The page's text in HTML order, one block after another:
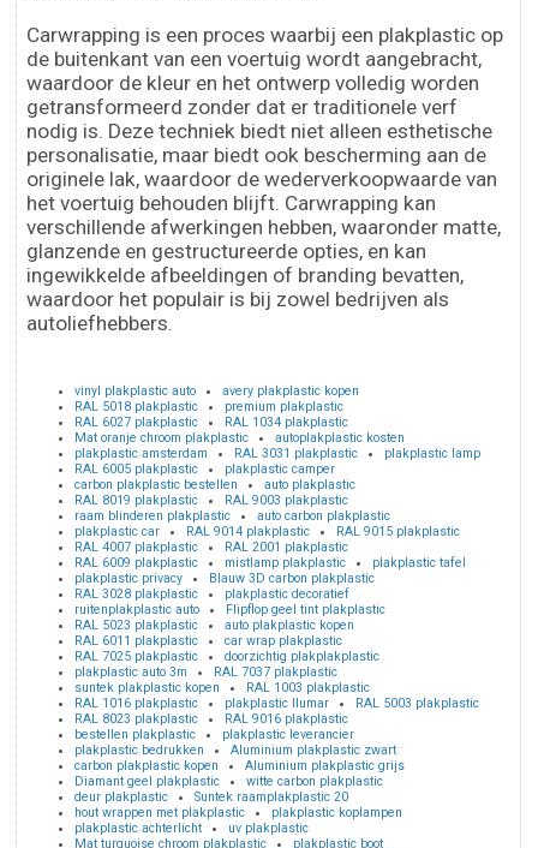
Carwrapping is een proces waarbij een plakplastic op
de buitenkant van een voertuig wordt aangebracht,
waardoor de kleur en het ontwerp volledig worden
getransformeerd zonder dat er traditionele verf
nodig is. Deze techniek biedt niet alleen esthetische
personalisatie, maar biedt ook bescherming aan de
originele lak, waardoor de wederverkoopwaarde van
het voertuig behouden blijft. Carwrapping kan
verschillende afwerkingen hebben, waaronder matte,
glanzende en gestructureerde opties, en kan
ingewikkelde afbeeldingen of branding bevatten,
waardoor het populair is bij zowel bedrijven als
autoliefhebbers.
vinyl plakplastic auto
avery plakplastic kopen
RAL 5018 plakplastic
premium plakplastic
RAL 6027 plakplastic
RAL 1034 plakplastic
Mat oranje chroom plakplastic
autoplakplastic kosten
plakplastic amsterdam
RAL 3031 plakplastic
plakplastic lamp
RAL 6005 plakplastic
plakplastic camper
carbon plakplastic bestellen
auto plakplastic
RAL 8019 plakplastic
RAL 9003 plakplastic
raam blinderen plakplastic
auto carbon plakplastic
plakplastic car
RAL 9014 plakplastic
RAL 9015 plakplastic
RAL 4007 plakplastic
RAL 2001 plakplastic
RAL 6009 plakplastic
mistlamp plakplastic
plakplastic tafel
plakplastic privacy
Blauw 3D carbon plakplastic
RAL 3028 plakplastic
plakplastic decoratief
ruitenplakplastic auto
Flipflop geel tint plakplastic
RAL 5023 plakplastic
auto plakplastic kopen
RAL 6011 plakplastic
car wrap plakplastic
RAL 7025 plakplastic
doorzichtig plakplakplastic
plakplastic auto 3m
RAL 7037 plakplastic
suntek plakplastic kopen
RAL 1003 plakplastic
RAL 1016 plakplastic
plakplastic llumar
RAL 5003 plakplastic
RAL 8023 plakplastic
RAL 9016 plakplastic
bestellen plakplastic
plakplastic leverancier
plakplastic bedrukken
Aluminium plakplastic zwart
carbon plakplastic kopen
Aluminium plakplastic grijs
Diamant geel plakplastic
witte carbon plakplastic
deur plakplastic
Suntek raamplakplastic 20
hout wrappen met plakplastic
plakplastic koplampen
plakplastic achterlicht
uv plakplastic
Mat turquoise chroom plakplastic
plakplastic boot